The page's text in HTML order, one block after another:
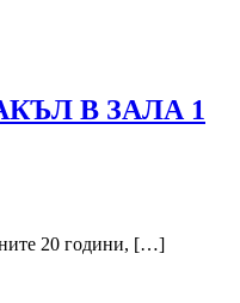
В ЗАЛА 1
20 години, […]